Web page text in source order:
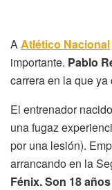
A Atlético Nacional
importante. Pablo
carrera en la que
El entrenador
una fugaz
por una lesión).
arrancando en la
Fénix. Son 18